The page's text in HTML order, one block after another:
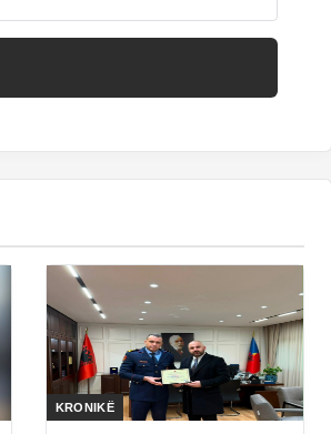
KRONIKË